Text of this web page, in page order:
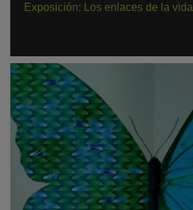
Exposición: Los enlaces de la vida